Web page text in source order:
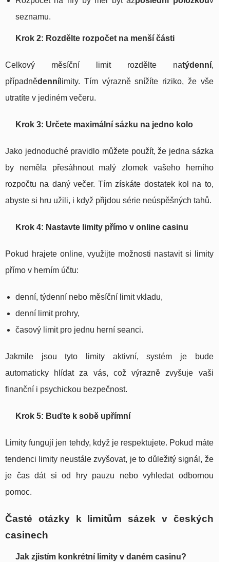
seznamu.
Krok 2: Rozdělte rozpočet na menší části
Celkový měsíční limit rozdělte natýdenní,
případnědenní limity. Tím výrazně snížíte riziko, že vše
utratíte v jediném večeru.
Krok 3: Určete maximální sázku na jedno kolo
Jako jednoduché pravidlo můžete použít, že jedna sázka
by neměla přesáhnout malý zlomek vašeho herního
rozpočtu na daný večer. Tím získáte dostatek kol na to,
abyste si hru užili, i když přijdou série neúspěšných tahů.
Krok 4: Nastavte limity přímo v online casinu
Pokud hrajete online, využijte možnosti nastavit si limity
přímo v herním účtu:
denní, týdenní nebo měsíční limit vkladu,
denní limit prohry,
časový limit pro jednu herní seanci.
Jakmile jsou tyto limity aktivní, systém je bude
automaticky hlídat za vás, což výrazně zvyšuje vaši
finanční i psychickou bezpečnost.
Krok 5: Buďte k sobě upřímní
Limity fungují jen tehdy, když je respektujete. Pokud máte
tendenci limity neustále zvyšovat, je to důležitý signál, že
je čas dát si od hry pauzu nebo vyhledat odbornou
pomoc.
Časté otázky k limitům sázek v českých
casinech
Jak zjistím konkrétní limity v daném casinu?